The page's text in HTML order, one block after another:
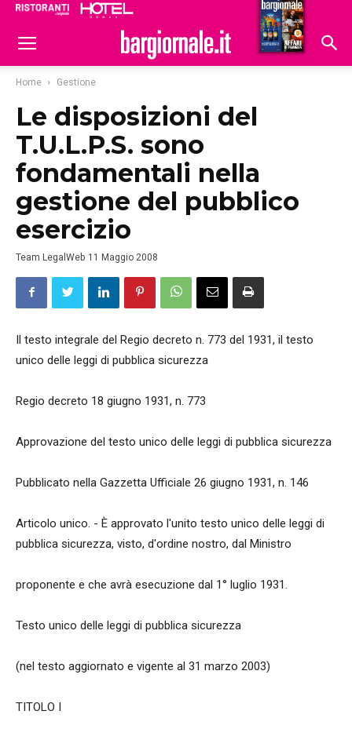
Hoteldomani
Home Gestione
Le disposizioni del
T.U.L.P.S. sono
fondamentali nella
gestione del pubblico
esercizio
Team LegalWeb 11 Maggio 2008
Il testo integrale del Regio decreto n. 773 del 1931, il testo
unico delle leggi di pubblica sicurezza
Regio decreto 18 giugno 1931, n. 773
Approvazione del testo unico delle leggi di pubblica sicurezza
Pubblicato nella Gazzetta Ufficiale 26 giugno 1931, n. 146
Articolo unico. - È approvato l'unito testo unico delle leggi di
pubblica sicurezza, visto, d'ordine nostro, dal Ministro
proponente e che avrà esecuzione dal 1° luglio 1931.
Testo unico delle leggi di pubblica sicurezza
(nel testo aggiornato e vigente al 31 marzo 2003)
TITOLO I